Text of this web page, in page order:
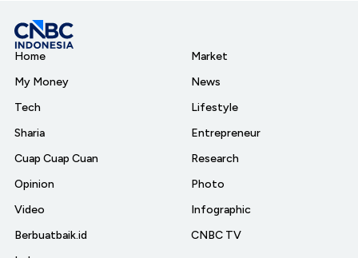
Home
My Money
Tech
Sharia
Cuap Cuap Cuan
Opinion
Video
Berbuatbaik.id
Market
News
Lifestyle
Entrepreneur
Research
Photo
Infographic
CNBC TV